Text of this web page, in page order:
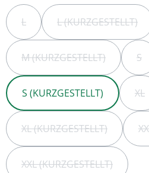
L(DIESE OPTION IST ZURZEIT
L (KURZGESTELLT)
(DIESE
M (KURZGESTELLT)
(DIESE OPTION IST S
S (KURZGESTELLT) XL
XL (KURZGESTELLT)
(DIESE OPTION IST
XXL (KURZGESTELLT)
(DIESE OPTION IST